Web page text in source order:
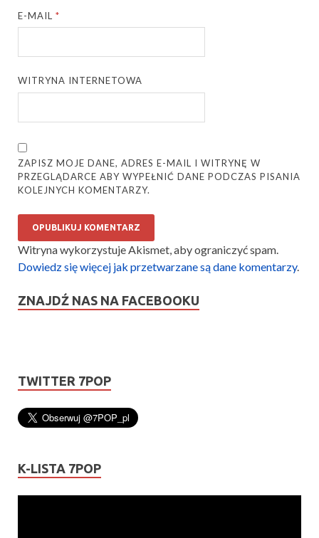
E-MAIL*
WITRYNA INTERNETOWA
ZAPISZ MOJE DANE, ADRES E-MAIL I WITRYNĘ W
PRZEGLĄDARCE ABY WYPEŁNIĆ DANE PODCZAS PISANIA
KOLEJNYCH KOMENTARZY.
Witryna wykorzystuje Akismet, aby ograniczyć spam.
Dowiedz się więcej jak przetwarzane są dane komentarzy.
ZNAJDŹ NAS NA FACEBOOKU
TWITTER 7POP
K-LISTA 7POP